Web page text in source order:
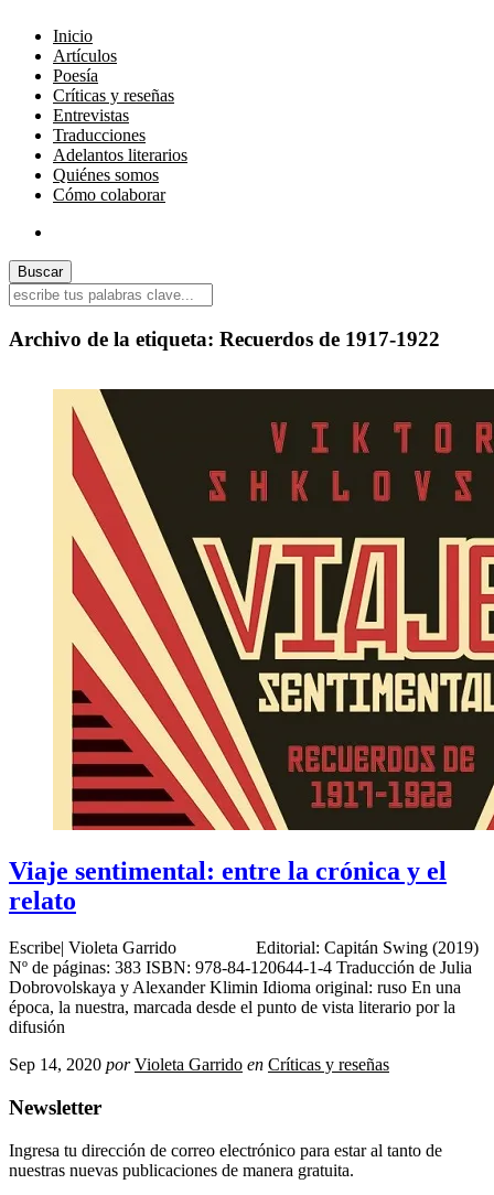
Inicio
Artículos
Poesía
Críticas y reseñas
Entrevistas
Traducciones
Adelantos literarios
Quiénes somos
Cómo colaborar
Archivo de la etiqueta: Recuerdos de 1917-1922
Viaje sentimental: entre la crónica y el
relato
Escribe| Violeta Garrido Editorial: Capitán Swing (2019)
Nº de páginas: 383 ISBN: 978-84-120644-1-4 Traducción de Julia
Dobrovolskaya y Alexander Klimin Idioma original: ruso En una
época, la nuestra, marcada desde el punto de vista literario por la
difusión
Sep 14, 2020 por Violeta Garrido en Críticas y reseñas
Newsletter
Ingresa tu dirección de correo electrónico para estar al tanto de
nuestras nuevas publicaciones de manera gratuita.